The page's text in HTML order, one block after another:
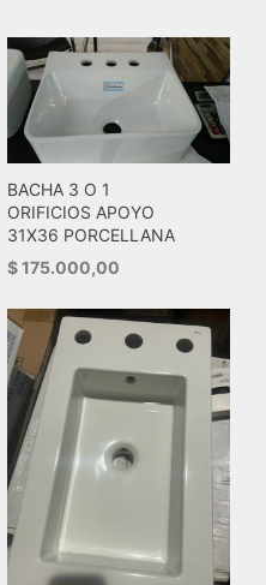
BACHA 3 O 1
ORIFICIOS APOYO
31X36 PORCELLANA
$175.000,00